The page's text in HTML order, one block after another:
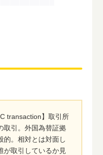
transaction】取引所
取引。外国為替証拠
的。相対とは対面し
が取引しているか見